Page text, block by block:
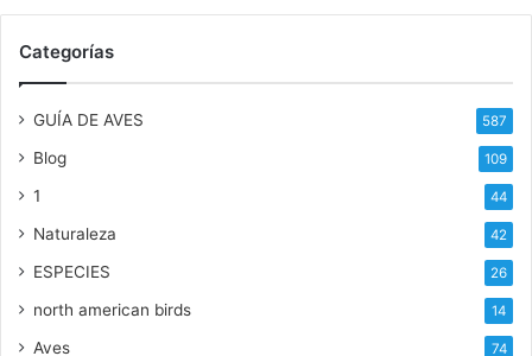
Categorías
GUÍA DE AVES 587
Blog 109
1 44
Naturaleza 42
ESPECIES 26
north american birds 14
Aves 74